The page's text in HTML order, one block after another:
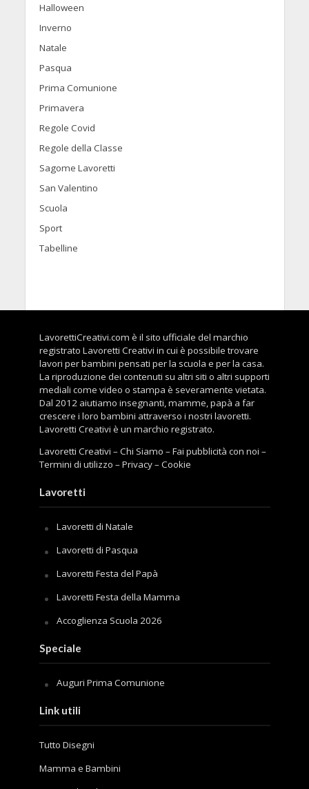
Halloween
Inverno
Natale
Pasqua
Prima Comunione
Primavera
Regole Covid
Regole della Classe
Sagome Lavoretti
San Valentino
Scuola
Sport
Tabelline
LavorettiCreativi.com è il sito ufficiale del marchio
registrato Lavoretti Creativi in cui è possibile trovare
lavori per bambini pensati per la scuola e per la casa.
La riproduzione dei contenuti su altri siti o altri supporti
mediali come video o stampa è severamente vietata.
Dal 2012 aiutiamo insegnanti, mamme, papà a far
crescere i loro bambini attraverso i nostri lavoretti.
Lavoretti Creativi è un marchio registrato.
Lavoretti Creativi –Chi Siamo –Fai pubblicità con noi –
Termini di utilizzo –Privacy–Cookie
Lavoretti
Lavoretti di Natale
Lavoretti di Pasqua
Lavoretti Festa del Papà
Lavoretti Festa della Mamma
Accoglienza Scuola 2026
Speciale
Auguri Prima Comunione
Link utili
Tutto Disegni
Mamma e Bambini